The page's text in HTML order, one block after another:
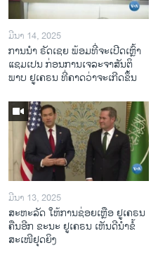
ມີນາ 14, 2025
ການ​ນຳ ຣັດ​ເຊຍ ພ້ອມ​ທີ່​ຈະ​ເປີ​ດ​ເຫຼົ້າ​
ແຊມ​ເປນ ກ່ອນການ​ເຈ​ລະ​ຈາ​ສັນ​ຕິ​
ພາບ ຢູ​ເຄ​ຣນ ທີ່​ຄາດ​ວ່າ​ຈະ​ເກີດ​ຂຶ້ນ
ມີນາ 13, 2025
ສະຫະລັດ ໃຫ້ການຊ່ອຍເຫຼືອ ຢູເຄຣນ
ຄືນອີກ ຂະນະ ຢູເຄຣນ ເຫັນດີນຳຂໍ້
ສະເໜີຢຸດຍິງ